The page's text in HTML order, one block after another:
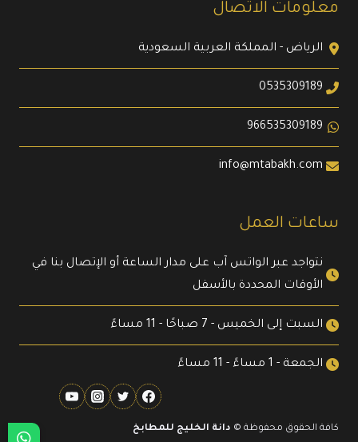
معلومات الاتصال
الرياض - المملكة العربية السعودية
0535309189
966535309189
info@mtabakh.com
ساعات العمل
نتواجد عبر الواتس آب على مدار الساعة أو الإتصال بنا في
الأوقات المحددة بالأسفل
السبت إلى الخميس - 7 صباحًا - 11 مساءً
الجمعة - 1 مساءً - 11 مساءً
كافة الحقوق محفوظة © دانة الخليج للمطابخ